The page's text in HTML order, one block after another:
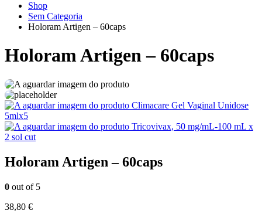
Shop
Sem Categoria
Holoram Artigen – 60caps
Holoram Artigen – 60caps
Climacare Gel Vaginal Unidose
5mlx5
Tricovivax, 50 mg/mL-100 mL x
2 sol cut
Holoram Artigen – 60caps
0 out of 5
38,80 €